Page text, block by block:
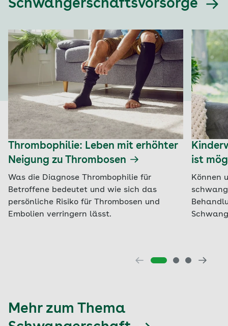
Schwangerschaftsvorsorge
Thrombophilie: Leben mit erhöhter
Neigung zu Thrombosen
Was die Diagnose Thrombophilie für
Betroffene bedeutet und wie sich das
persönliche Risiko für Thrombosen und
Embolien verringern lässt.
ist
Können
Mehr zum Thema